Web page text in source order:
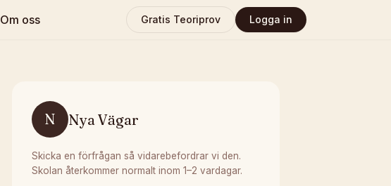
Om oss Gratis Teoriprov Logga in
N Nya Vägar
Skicka en förfrågan så vidarebefordrar vi den.
Skolan återkommer normalt inom 1–2 vardagar.